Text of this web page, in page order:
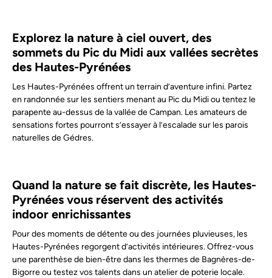
Explorez la nature à ciel ouvert, des
sommets du Pic du Midi aux vallées secrètes
des Hautes-Pyrénées
Les Hautes-Pyrénées offrent un terrain d’aventure infini. Partez
en randonnée sur les sentiers menant au Pic du Midi ou tentez le
parapente au-dessus de la vallée de Campan. Les amateurs de
sensations fortes pourront s’essayer à l’escalade sur les parois
naturelles de Gédres.
Quand la nature se fait discrète, les Hautes-
Pyrénées vous réservent des activités
indoor enrichissantes
Pour des moments de détente ou des journées pluvieuses, les
Hautes-Pyrénées regorgent d’activités intérieures. Offrez-vous
une parenthèse de bien-être dans les thermes de Bagnères-de-
Bigorre ou testez vos talents dans un atelier de poterie locale.